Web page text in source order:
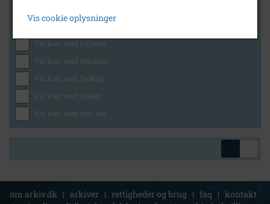
Generelt
Vis kun med billeder
Vis kun med filmklip
Vis kun med lydklip
Vis kun med kilder
Vis kun med geo-tag
om arkiv.dk | arkiver | rettigheder og brug | faq | kontakt
Vis cookie oplysninger